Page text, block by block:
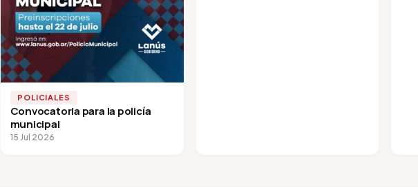
POLICIALES
Convocatoria para la policía
municipal
15 Jul 2026